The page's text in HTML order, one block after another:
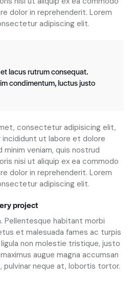
dolor in reprehenderit. Lorem
adipiscing elit.
lacus rutrum consequat.
condimentum, luctus justo
consectetur adipisicing elit,
ut labore et dolore
minim veniam, quis nostrud
nisi ut aliquip ex ea commodo
dolor in reprehenderit. Lorem
adipiscing elit.
project
Pellentesque habitant morbi
et malesuada fames ac turpis
non molestie tristique, justo
augue magna accumsan
pulvinar neque at, lobortis tortor.